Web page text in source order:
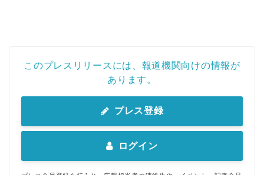
このプレスリリースには、報道機関向けの情報が
あります。
プレス登録
ログイン